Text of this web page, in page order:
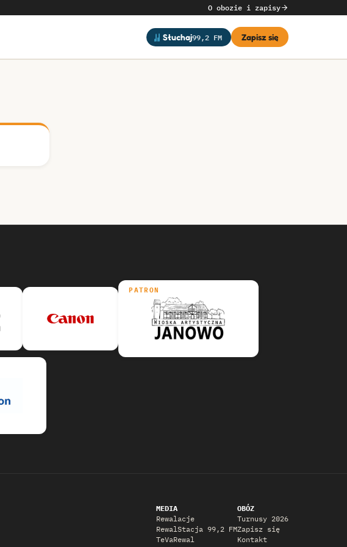
O obozie i zapisy
Słuchaj99,2 FM Zapisz się
PATRON
MEDIA
Rewalacje
RewalStacja 99,2 FM
TeVaRewal
OBÓZ
Turnusy 2026
Zapisz się
Kontakt